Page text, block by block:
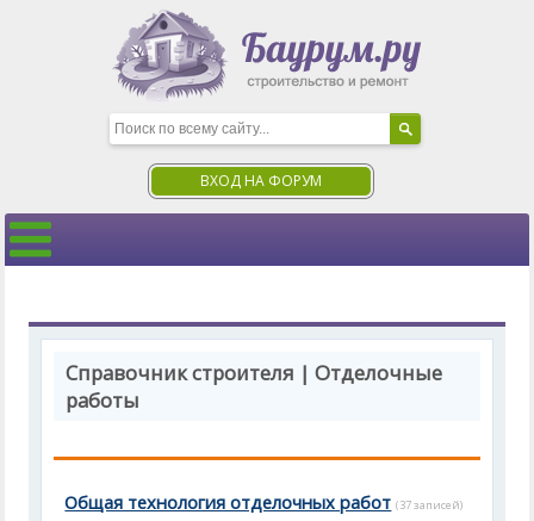
ВХОД НА ФОРУМ
Справочник строителя | Отделочные
работы
Общая технология отделочных работ (37 записей)